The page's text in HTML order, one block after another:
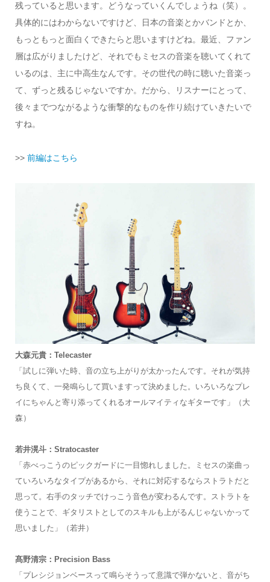
残っていると思います。どうなっていくんでしょうね（笑）。
具体的にはわからないですけど、日本の音楽とかバンドとか、
もっともっと面白くできたらと思いますけどね。最近、ファン
層は広がりましたけど、それでもミセスの音楽を聴いてくれて
いるのは、主に中高生なんです。その世代の時に聴いた音楽っ
て、ずっと残るじゃないですか。だから、リスナーにとって、
後々までつながるような衝撃的なものを作り続けていきたいで
すね。
>> 前編はこちら
大森元貴：Telecaster
「試しに弾いた時、音の立ち上がりが太かったんです。それが気持
ち良くて、一発鳴らして買いますって決めました。いろいろなプレ
イにちゃんと寄り添ってくれるオールマイティなギターです」（大
森）
若井滉斗：Stratocaster
「赤べっこうのピックガードに一目惚れしました。ミセスの楽曲っ
ていろいろなタイプがあるから、それに対応するならストラトだと
思って。右手のタッチでけっこう音色が変わるんです。ストラトを
使うことで、ギタリストとしてのスキルも上がるんじゃないかって
思いました」（若井）
髙野清宗：Precision Bass
「プレシジョンベースって鳴らそうって意識で弾かないと、音がち